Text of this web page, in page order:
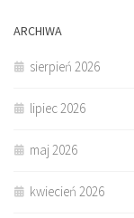
ARCHIWA
sierpień 2026
lipiec 2026
maj 2026
kwiecień 2026